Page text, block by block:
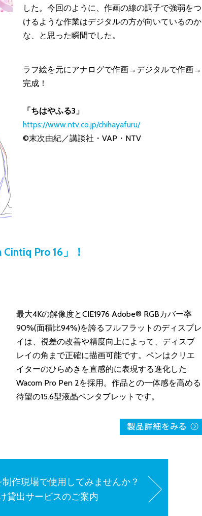
した。今回のように、作画の線の調子で強弱をつ
けるような作業はデジタルの方が向いているのか
な、と思った瞬間でした。
ラフ絵を元にアナログで作画→デジタルで作画→
完成！
「ちはやふる3」
https://www.ntv.co.jp/chihayafuru/
©末次由紀／講談社・VAP・NTV
Pro 16」！
最大4Kの解像度とCIE1976 Adobe® RGBカバー率
90%(面積比94%)を誇るフルフラットのディスプレ
イは、視差の改善や精度向上によって、ディスプ
レイの角まで正確に描画可能です。ペンはクリエ
イターのひらめきを直感的に表現する進化した
Wacom Pro Pen 2を採用。作品との一体感を高める
待望の15.6型液晶ペンタブレットです。
作現場で使用してみませんか？
貸出サービスのご案内